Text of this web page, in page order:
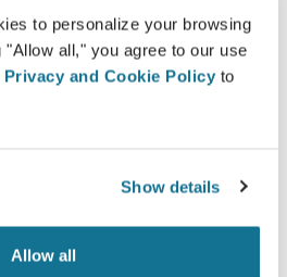
to personalize your browsing
all," you agree to our use
Privacy and Cookie Policy to
Show details
Allow all
nouvelle apparence dès
maintenant !
et fiabilité
protéger votre vie privée à
serveurs sont entièrement